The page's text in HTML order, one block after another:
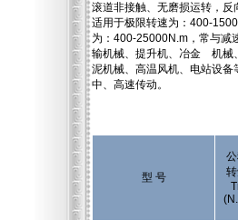
滚道非接触、无磨损运转，反
适用于极限转速为：400-
为：400-25000N.m，常与减
输机械、提升机、冶金 机械
泥机械、高温风机、电站设备
中、高速传动。
型 号